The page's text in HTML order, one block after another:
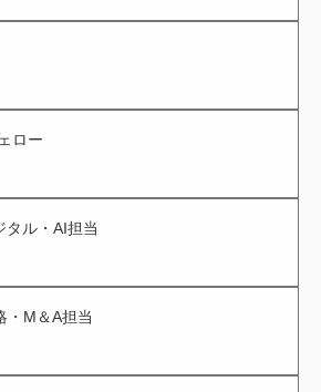
ティブ フェロー
ル・AI担当
M＆A担当